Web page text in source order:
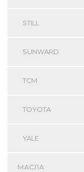
STILL
SUNWARD
TCM
TOYOTA
YALE
МАСЛА